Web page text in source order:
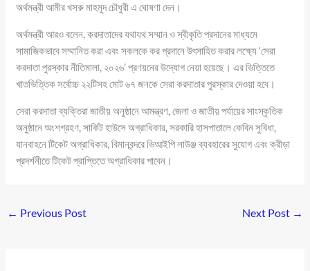
অর্থমন্ত্রী আমীর খসরু মাহমুদ চৌধুরী এ ঘোষণা দেন।
অর্থমন্ত্রী আরও বলেন, করদাতাদের যথাযথ সম্মান ও স্বীকৃতি প্রদানের মাধ্যমে
সামাজিকভাবে সম্মানিত করা এবং সকলকে কর প্রদানে উৎসাহিত করার লক্ষ্যে ‘সেরা
করদাতা পুরস্কার নীতিমালা, ২০২৬’ প্রণয়নের উদ্যোগ নেয়া হয়েছে। এর ভিত্তিতে
খাতভিত্তিক সর্বোচ্চ ২২টিসহ মোট ৬৭ জনকে সেরা করদাতার পুরস্কার দেওয়া হবে।
সেরা করদাতা ব্যক্তিরা জাতীয় অনুষ্ঠানে আমন্ত্রণ, জেলা ও জাতীয় পর্যায়ের সাংস্কৃতিক
অনুষ্ঠানে অংশগ্রহণ, সার্কিট হাউসে অগ্রাধিকার, সরকারি হাসপাতালে কেবিন সুবিধা,
যানবাহনে টিকেট অগ্রাধিকার, বিমানবন্দরে ভিআইপি লাউঞ্জ ব্যবহারের সুযোগ এবং ক্রীড়া
প্রদর্শনীতে টিকেট প্রাপ্তিতে অগ্রাধিকার পাবেন।
← Previous Post Next Post →